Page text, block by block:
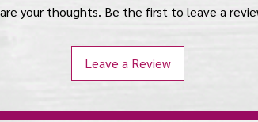
your thoughts. Be the first to leave a
Leave a Review